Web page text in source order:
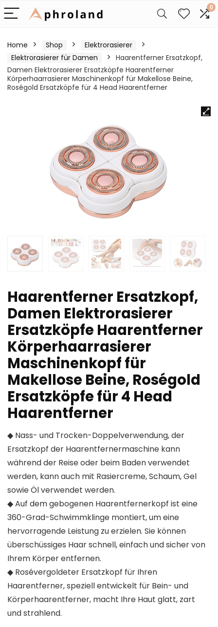
0
Home Shop
Elektrorasierer
Elektrorasierer für Damen
Haarentferner Ersatzkopf,
Damen Elektrorasierer Ersatzköpfe Haarentferner
Körperhaarrasierer Maschinenkopf für Makellose Beine,
Roségold Ersatzköpfe für 4 Head Haarentferner
Haarentferner Ersatzkopf,
Damen Elektrorasierer
Ersatzköpfe Haarentferner
Körperhaarrasierer
Maschinenkopf für
Makellose Beine, Roségold
Ersatzköpfe für 4 Head
Haarentferner
◆ Nass- und Trocken-Doppelverwendung, der
Ersatzkopf der Haarentfernermaschine kann
während der Reise oder beim Baden verwendet
werden, kann auch mit Rasiercreme, Schaum, Gel
sowie Öl verwendet werden.
◆ Auf dem gebogenen Haarentfernerkopf ist eine
360-Grad-Schwimmklinge montiert, um eine
hervorragende Leistung zu erzielen. Sie können
überschüssiges Haar schnell, einfach und sicher von
Ihrem Körper entfernen.
◆ Rosévergoldeter Ersatzkopf für Ihren
Haarentferner, speziell entwickelt für Bein- und
Körperhaarentferner, macht Ihre Haut glatt, zart
und strahlend.